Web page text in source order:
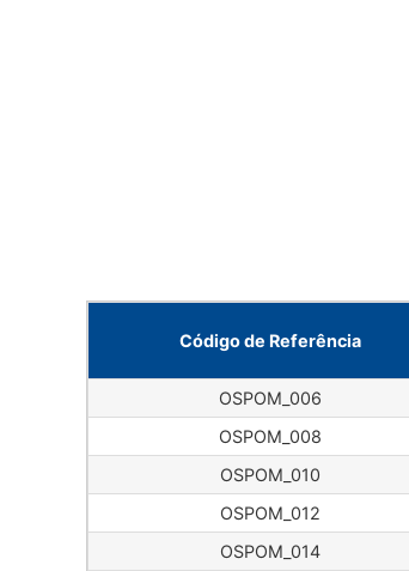
Código de Referência
OSPOM_006
OSPOM_008
OSPOM_010
OSPOM_012
OSPOM_014